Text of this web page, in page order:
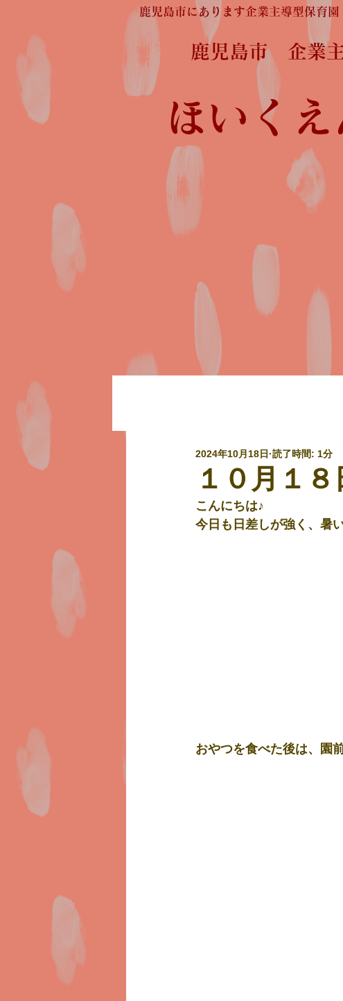
鹿児島市にあります企業主導型保育
鹿児島市 企業
ほいく
１０月１８
2024年10月18日 読了時間: 1分
こんにちは♪
今日も日差しが強く、暑
おやつを食べた後は、園